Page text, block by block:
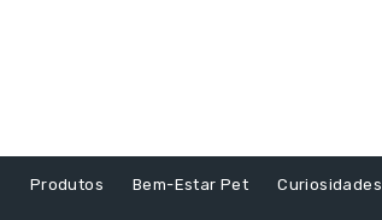
Produtos Bem-Estar Pet Curiosidades